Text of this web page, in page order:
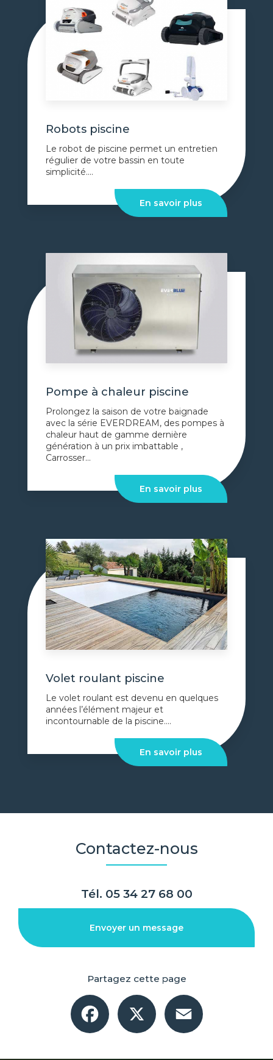
Robots piscine
Le robot de piscine permet un entretien
régulier de votre bassin en toute
simplicité....
En savoir plus
Pompe à chaleur piscine
Prolongez la saison de votre baignade
avec la série EVERDREAM, des pompes à
chaleur haut de gamme dernière
génération à un prix imbattable ,
Carrosser...
En savoir plus
Volet roulant piscine
Le volet roulant est devenu en quelques
années l’élément majeur et
incontournable de la piscine....
En savoir plus
Contactez-nous
Tél. 05 34 27 68 00
Envoyer un message
Partagez cette page
Facebook